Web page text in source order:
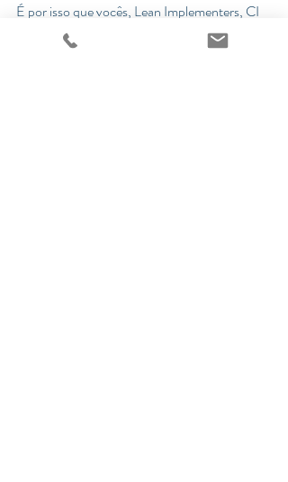
É por isso que vocês, Lean Implementers, CI
managers, Responsáveis de Melhoria
Contínua, agentes de mudança de segunda